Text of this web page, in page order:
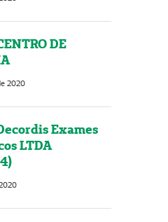
DE
2020
Exames
LTDA